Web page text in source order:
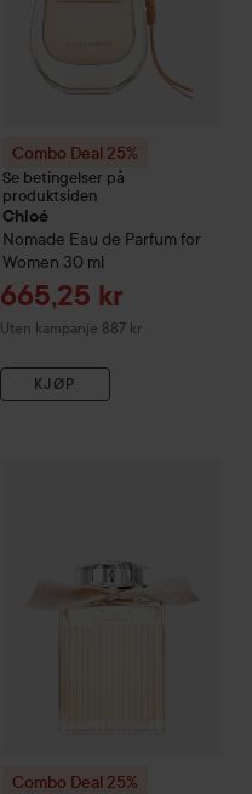
Combo Deal 25%
Se betingelser på
produktsiden
Chloé
Nomade Eau de Parfum for
Women 30 ml
Tilbudspris
665,25 kr
Uten kampanje 887 kr
KJØP
Combo Deal 25%